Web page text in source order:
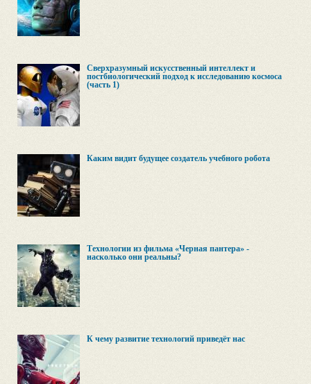
Сверхразумный искусственный интеллект и
постбиологический подход к исследованию космоса
(часть 1)
Каким видит будущее создатель учебного робота
Технологии из фильма «Черная пантера» -
насколько они реальны?
К чему развитие технологий приведёт нас